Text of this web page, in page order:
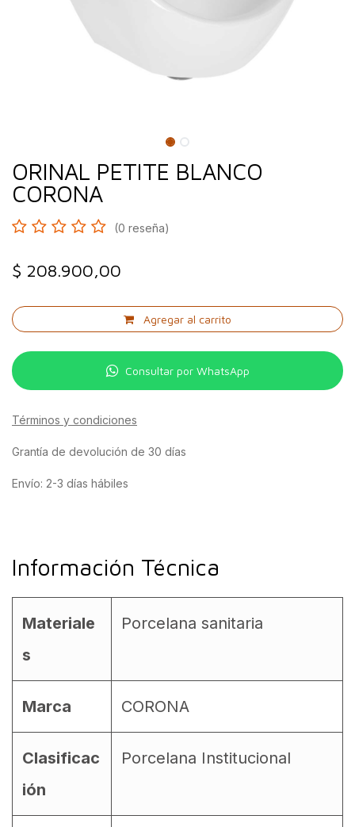
ORINAL PETITE BLANCO
CORONA
(0 reseña)
$ 208.900,00
Agregar al carrito
Consultar por WhatsApp
Términos y condiciones
Grantía de devolución de 30 días
Envío: 2-3 días hábiles
Información Técnica
Materiale
s
Porcelana sanitaria
Marca CORONA
Clasificac
ión
Porcelana Institucional